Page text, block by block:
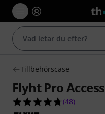
Tillbehörscase
Flyht Pro
4.8 av 5
(48)